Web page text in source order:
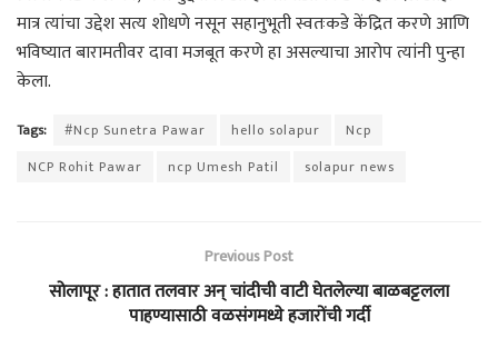
मात्र त्यांचा उद्देश सत्य शोधणे नसून सहानुभूती स्वतःकडे केंद्रित करणे आणि
भविष्यात बारामतीवर दावा मजबूत करणे हा असल्याचा आरोप त्यांनी पुन्हा
केला.
Tags: #Ncp Sunetra Pawar hello solapur
Ncp
NCP Rohit Pawar
ncp Umesh Patil solapur news
Previous Post
सोलापूर : हातात तलवार अन् चांदीची वाटी घेतलेल्या बाळबट्टलला
पाहण्यासाठी वळसंगमध्ये हजारोंची गर्दी